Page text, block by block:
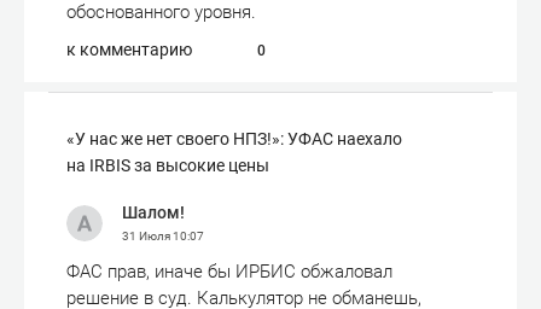
обоснованного уровня.
к комментарию 0
«У нас же нет своего НПЗ!»: УФАС наехало
на IRBIS за высокие цены
Шалом!
31 Июля10:07
ФАС прав, иначе бы ИРБИС обжаловал
решение в суд. Калькулятор не обманешь,